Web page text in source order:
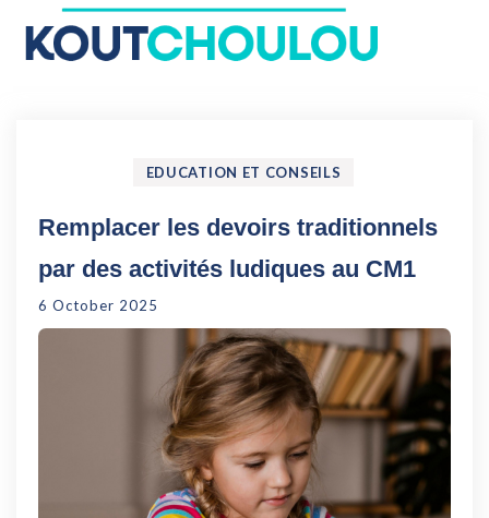
EDUCATION ET CONSEILS
Remplacer les devoirs traditionnels
par des activités ludiques au CM1
6 October 2025